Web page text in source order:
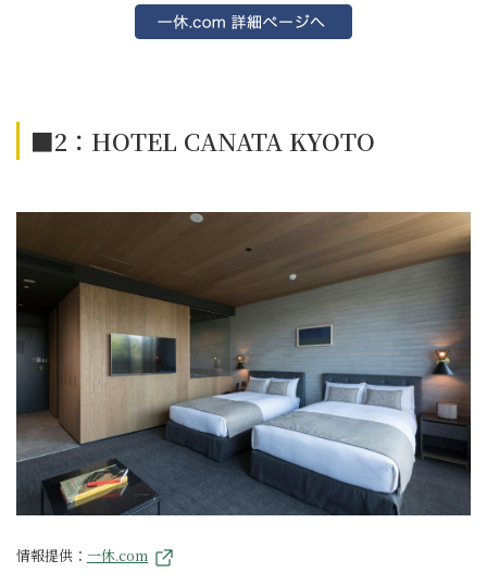
■2：HOTEL CANATA KYOTO
情報提供： 一休.com